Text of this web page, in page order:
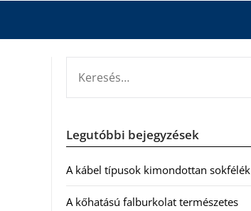
Legutóbbi bejegyzések
A kábel típusok kimondottan sokfélék
A kőhatású falburkolat természetes